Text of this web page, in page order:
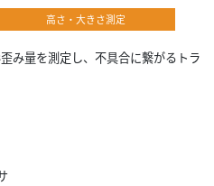
高さ・大きさ測定
み量を測定し、不具合に繋がるトラ